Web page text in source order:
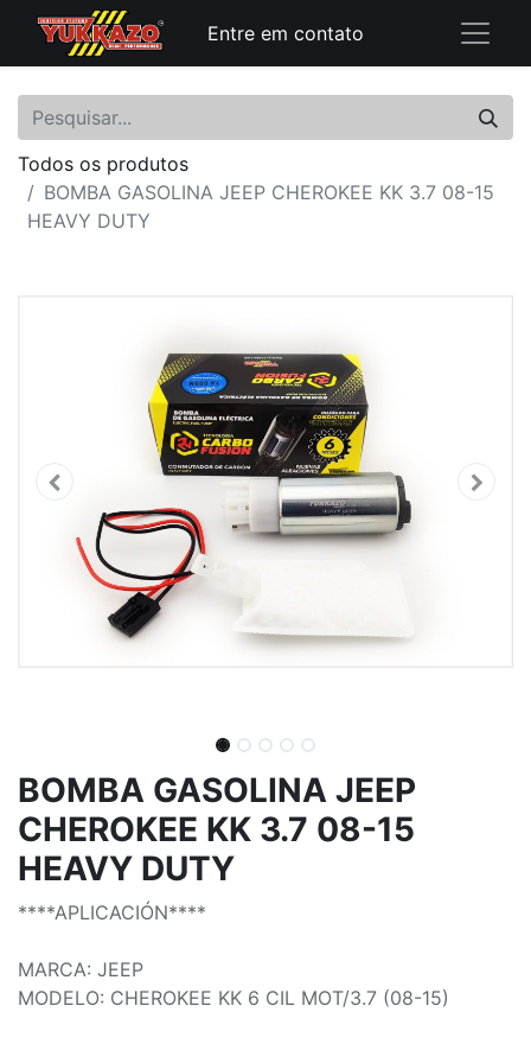
Entre em contato
Todos os produtos
BOMBA GASOLINA JEEP CHEROKEE KK 3.7 08-15
HEAVY DUTY
BOMBA GASOLINA JEEP
CHEROKEE KK 3.7 08-15
HEAVY DUTY
****APLICACIÓN****
MARCA: JEEP
MODELO: CHEROKEE KK 6 CIL MOT/3.7 (08-15)